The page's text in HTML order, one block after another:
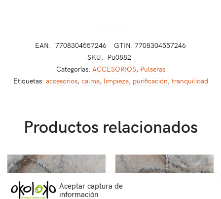
Aceptar captura de
información
EAN: 7708304557246
GTIN: 7708304557246
SKU: Pu0882
Categorías: ACCESORIOS, Pulseras
Etiquetas: accesorios, calma, limpieza, purificación, tranquilidad
Productos relacionados